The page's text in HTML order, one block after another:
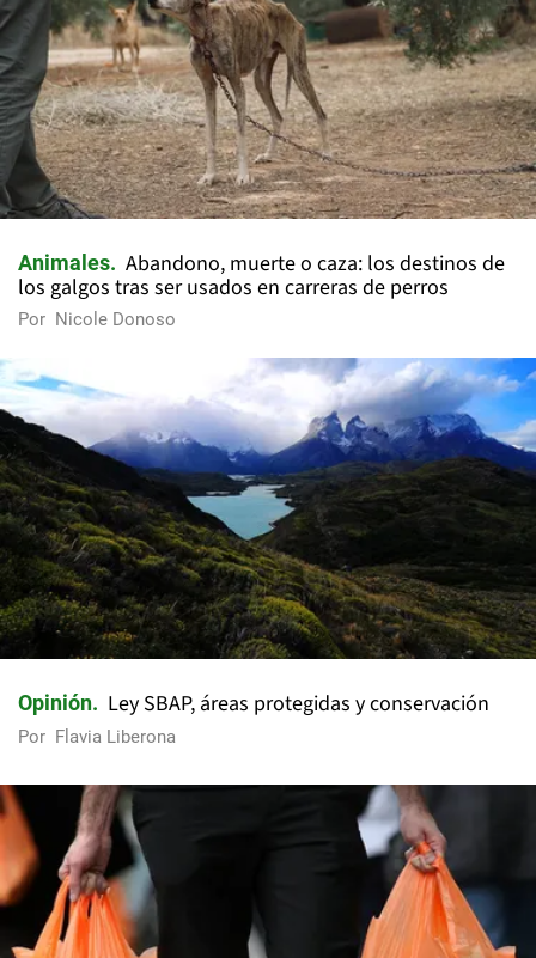
Animales
Abandono, muerte o caza: los destinos de
los galgos tras ser usados en carreras de perros
Por Nicole Donoso
Opinión Ley SBAP, áreas protegidas y conservación
Por Flavia Liberona